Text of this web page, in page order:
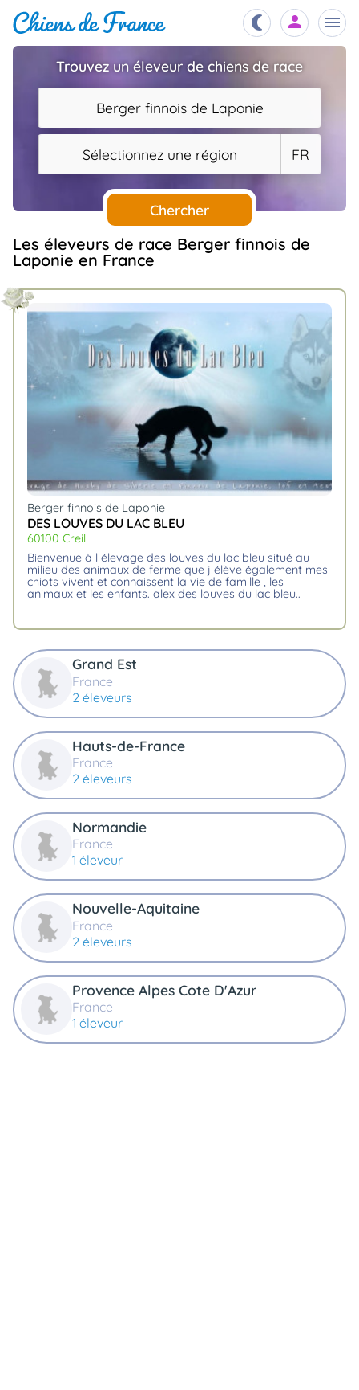
Chiots
Éleveurs
Étalons
Chiens
Services
Assurances
Connexion
Trouvez un éleveur de chiens de race
Berger finnois de Laponie
Sélectionnez une région FR
Chercher
Les éleveurs de race Berger finnois de
Laponie en France
Berger finnois de Laponie
DES LOUVES DU LAC BLEU
60100 Creil
bienvenue à l élevage des louves du lac bleu situé au
milieu des animaux de ferme que j élève également mes
chiots vivent et connaissent la vie de famille , les
animaux et les enfants. alex des louves du lac bleu
Grand Est
France
2 éleveurs
Hauts-de-France
France
2 éleveurs
Normandie
France
1 éleveur
Nouvelle-Aquitaine
France
2 éleveurs
Provence Alpes Cote D'Azur
France
1 éleveur